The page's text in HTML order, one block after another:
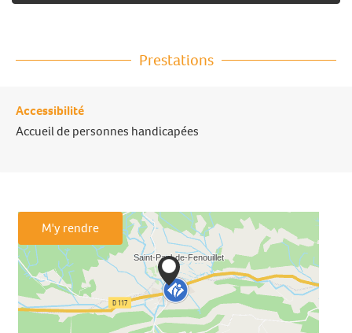
Prestations
Accessibilité
Accueil de personnes handicapées
M'y rendre